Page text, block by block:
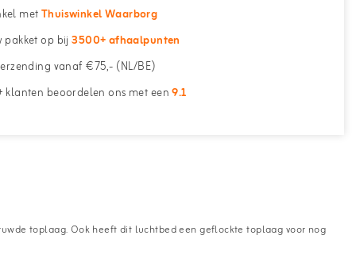
metThuiswinkel Waarborg
pakket op bij3500+ afhaalpunten
vanaf €75,- (NL/BE)
klanten beoordelen ons met een9.1
toplaag. Ook heeft dit luchtbed een geflockte toplaag voor nog